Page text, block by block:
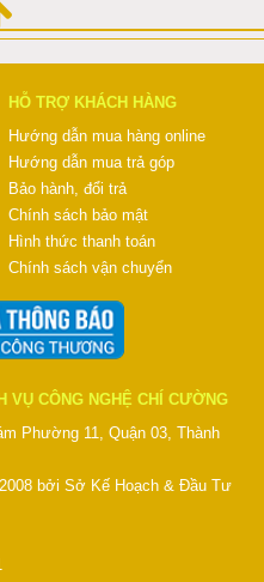
HỖ TRỢ KHÁCH HÀNG
Hướng dẫn mua hàng online
Hướng dẫn mua trả góp
Bảo hành, đổi trả
Chính sách bảo mật
Hình thức thanh toán
Chính sách vận chuyển
VỤ CÔNG NGHỆ CHÍ CƯỜNG
Phường 11, Quận 03, Thành
bởi Sở Kế Hoạch & Đầu Tư